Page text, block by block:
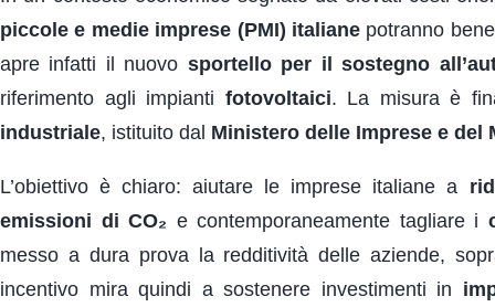
piccole e medie imprese (PMI) italianepotranno
apre infatti il nuovo sportello per il sostegno
riferimento agli impianti fotovoltaici. La misura è
industriale, istituito dal Ministero delle Imprese e del
L’obiettivo è chiaro: aiutare le imprese italiane a
emissioni di CO₂ e contemporaneamente tagliare i
messo a dura prova la redditività delle aziende,
incentivo mira quindi a sostenere investimenti in